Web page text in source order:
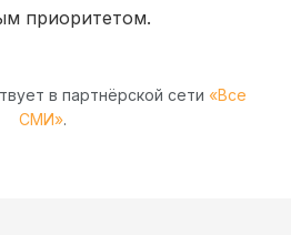
приоритетом.
в партнёрской сети «Все
СМИ».